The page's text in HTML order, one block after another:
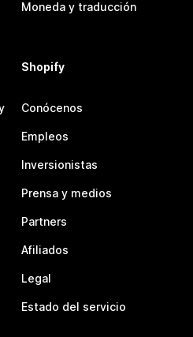
Moneda y traducción
Shopify
Conócenos
Empleos
Inversionistas
Prensa y medios
Partners
Afiliados
Legal
Estado del servicio